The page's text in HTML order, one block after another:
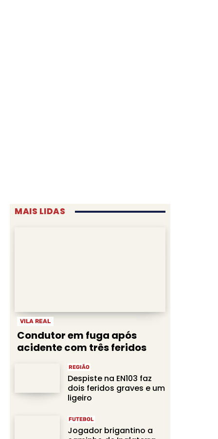
MAIS LIDAS
VILA REAL
Condutor em fuga após
acidente com três feridos
REGIÃO
Despiste na EN103 faz
dois feridos graves e um
ligeiro
FUTEBOL
Jogador brigantino a